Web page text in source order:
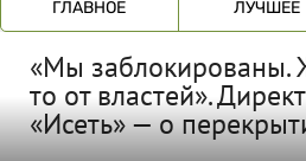
ГЛАВНОЕ ЛУЧШЕЕ
«Мы заблокированы.
то от властей».
«Исеть» — о